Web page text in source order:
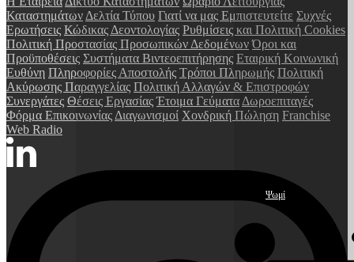
Ψωμί
Καταστημάτων Δελτία Τύπου Γιατί να μας Εμπιστευτείτε Συχνές
Ερωτήσεις Κώδικας Δεοντολογίας Ρυθμίσεις και Πολιτική Cookies
Πολιτική Προστασίας Προσωπικών Δεδομένων Όροι και
Προϋποθέσεις Συστήματα Βιντεοεπιτήρησης Εταιρική Κοινωνική
Ευθύνη Πληροφορίες Αποστολής Τρόποι Πληρωμής Πολιτική
Ακύρωσης Παραγγελίας Πολιτική Αλλαγών & Επιστροφών
Συνεργάτες Θέσεις Εργασίας Έτοιμα Γεύματα Δωροεπιταγές
Φόρμα Επικοινωνίας Διαγωνισμοί Χονδρική Πώληση Franchise
Web Radio